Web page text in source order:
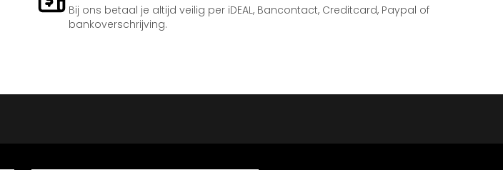
Bij ons betaal je altijd veilig per iDEAL, Bancontact, Creditcard, Paypal of
bankoverschrijving.